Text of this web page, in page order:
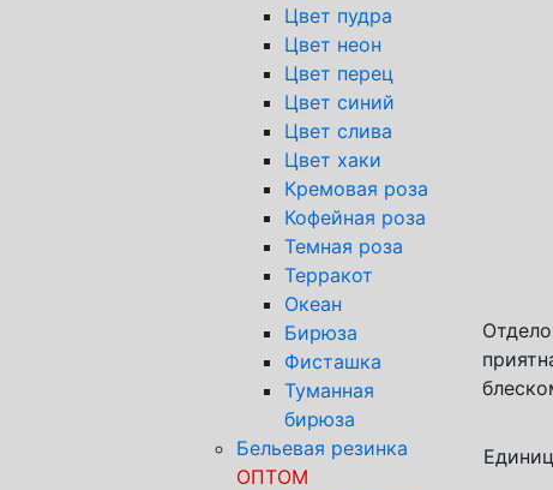
Цвет пудра
Цвет неон
Цвет перец
Цвет синий
Цвет слива
Цвет хаки
Кремовая роза
Кофейная роза
Темная роза
Терракот
Океан
Бирюза
Фисташка
Туманная
бирюза
Бельевая резинка
ОПТОМ